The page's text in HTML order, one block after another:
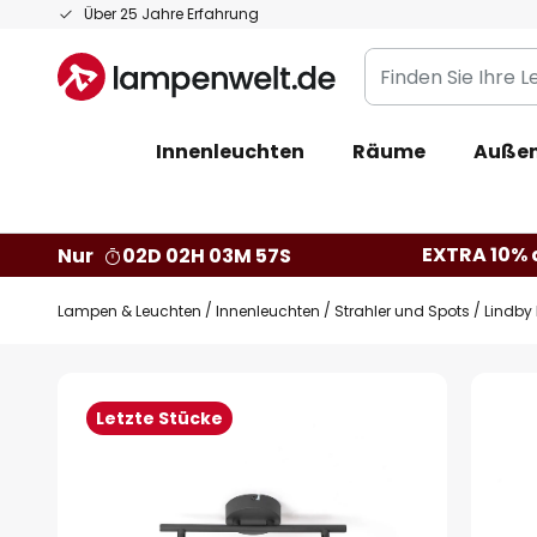
Über 25 Jahre Erfahrung
Zum
springen
Finden
Sie
Leuchte...
Innenleuchten Räume
Nur
02D 02H 03M 56S EXTRA
Lampen & Leuchten Innenleuchten Strahler und Spots Lindby
Letzte Stücke
Ende